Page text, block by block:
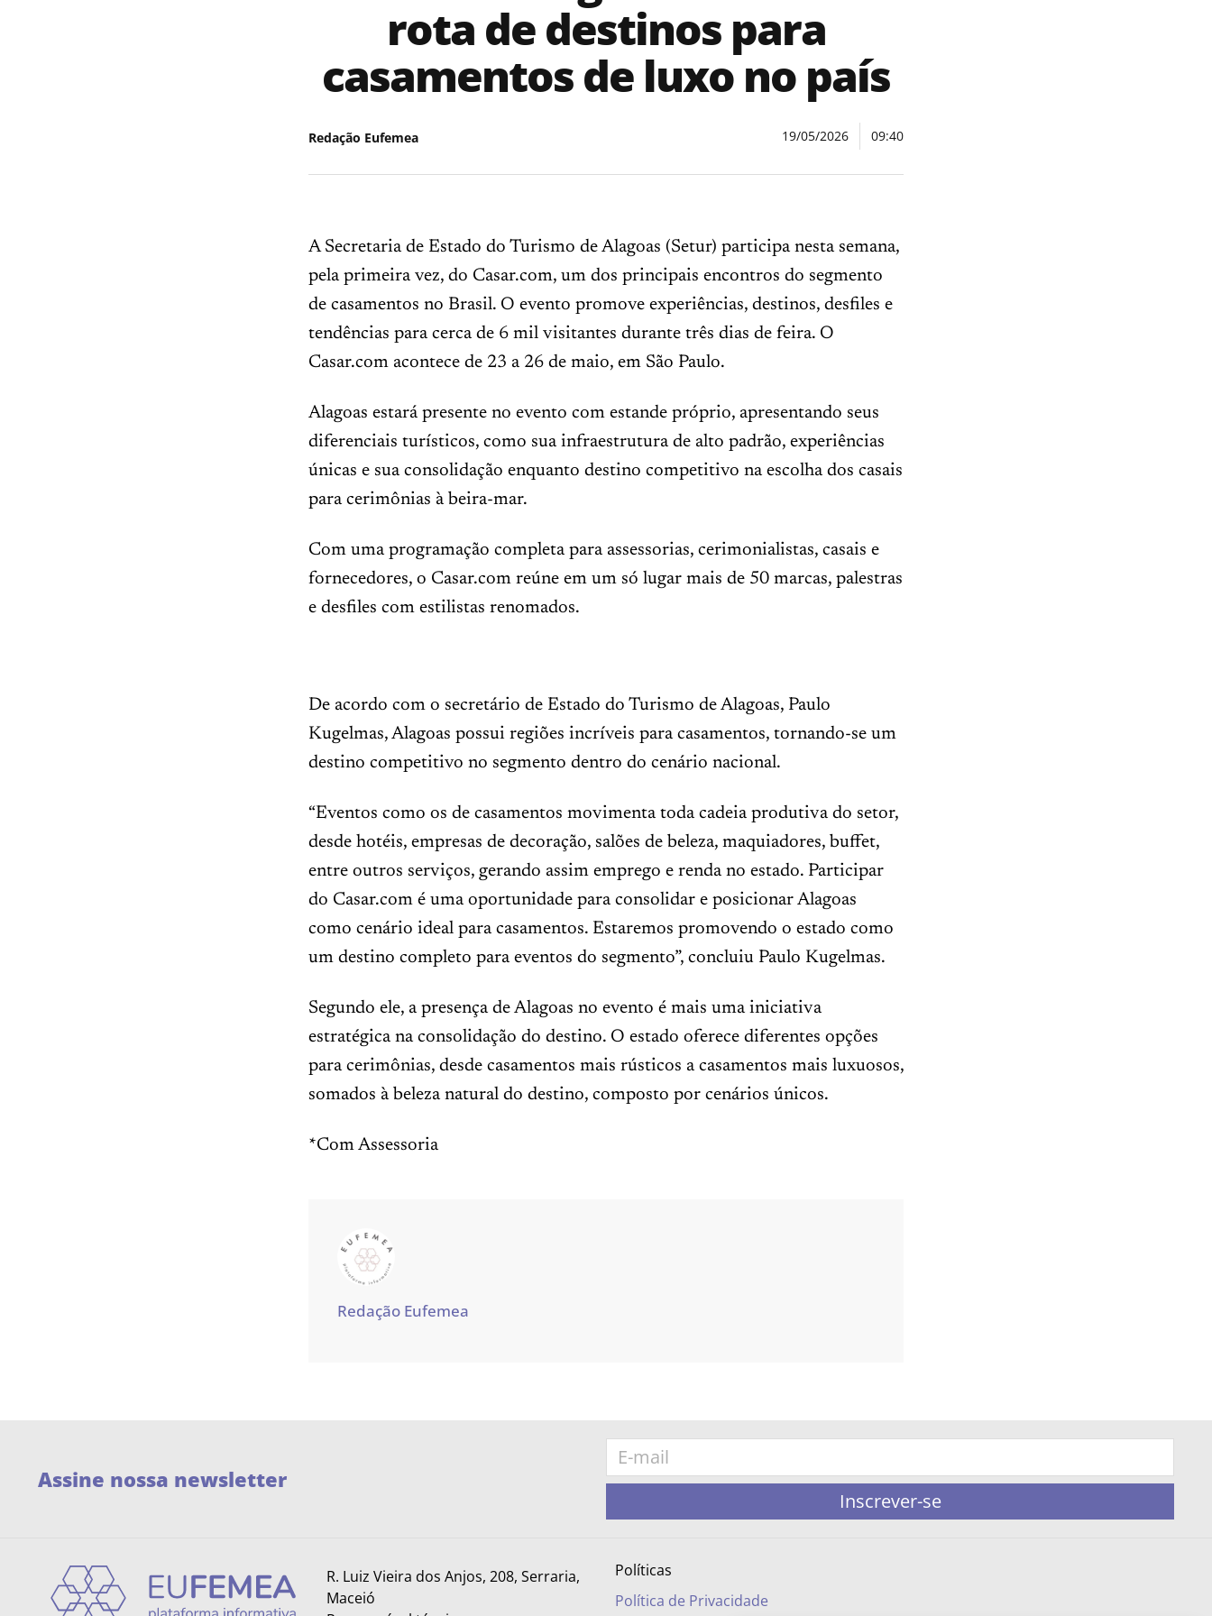
rota de destinos para
casamentos de luxo no país
Redação Eufemea 19/05/2026 09:40
A Secretaria de Estado do Turismo de Alagoas (Setur) participa nesta semana,
pela primeira vez, do Casar.com, um dos principais encontros do segmento
de casamentos no Brasil. O evento promove experiências, destinos, desfiles e
tendências para cerca de 6 mil visitantes durante três dias de feira. O
Casar.com acontece de 23 a 26 de maio, em São Paulo.
Alagoas estará presente no evento com estande próprio, apresentando seus
diferenciais turísticos, como sua infraestrutura de alto padrão, experiências
únicas e sua consolidação enquanto destino competitivo na escolha dos casais
para cerimônias à beira-mar.
Com uma programação completa para assessorias, cerimonialistas, casais e
fornecedores, o Casar.com reúne em um só lugar mais de 50 marcas, palestras
e desfiles com estilistas renomados.
De acordo com o secretário de Estado do Turismo de Alagoas, Paulo
Kugelmas, Alagoas possui regiões incríveis para casamentos, tornando-se um
destino competitivo no segmento dentro do cenário nacional.
“Eventos como os de casamentos movimenta toda cadeia produtiva do setor,
desde hotéis, empresas de decoração, salões de beleza, maquiadores, buffet,
entre outros serviços, gerando assim emprego e renda no estado. Participar
do Casar.com é uma oportunidade para consolidar e posicionar Alagoas
como cenário ideal para casamentos. Estaremos promovendo o estado como
um destino completo para eventos do segmento”, concluiu Paulo Kugelmas.
Segundo ele, a presença de Alagoas no evento é mais uma iniciativa
estratégica na consolidação do destino. O estado oferece diferentes opções
para cerimônias, desde casamentos mais rústicos a casamentos mais luxuosos,
somados à beleza natural do destino, composto por cenários únicos.
*Com Assessoria
Redação Eufemea
Assine nossa newsletter
Inscrever-se
R. Luiz Vieira dos Anjos, 208, Serraria,
Maceió
Políticas
Política de Privacidade